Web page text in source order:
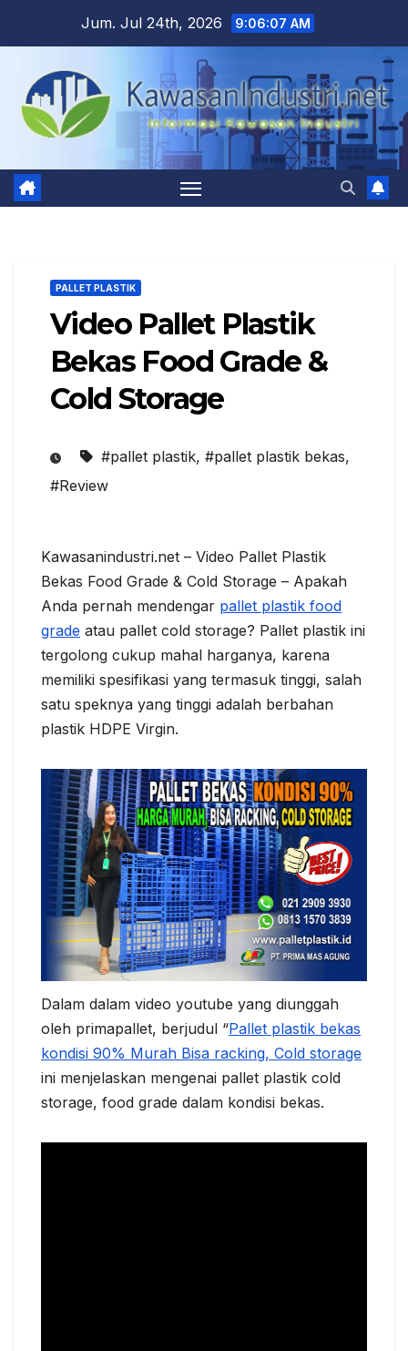
content
Jum. Jul 24th, 2026 9:06:08 AM
PALLET PLASTIK
Video Pallet Plastik
Bekas Food Grade &
Cold Storage
#pallet plastik, #pallet plastik bekas,
#Review
Kawasanindustri.net – Video Pallet Plastik
Bekas Food Grade & Cold Storage – Apakah
Anda pernah mendengar pallet plastik food
grade atau pallet cold storage? Pallet plastik ini
tergolong cukup mahal harganya, karena
memiliki spesifikasi yang termasuk tinggi, salah
satu speknya yang tinggi adalah berbahan
plastik HDPE Virgin.
Dalam dalam video youtube yang diunggah
oleh primapallet, berjudul “Pallet plastik bekas
kondisi 90% Murah Bisa racking, Cold storage
ini menjelaskan mengenai pallet plastik cold
storage, food grade dalam kondisi bekas.